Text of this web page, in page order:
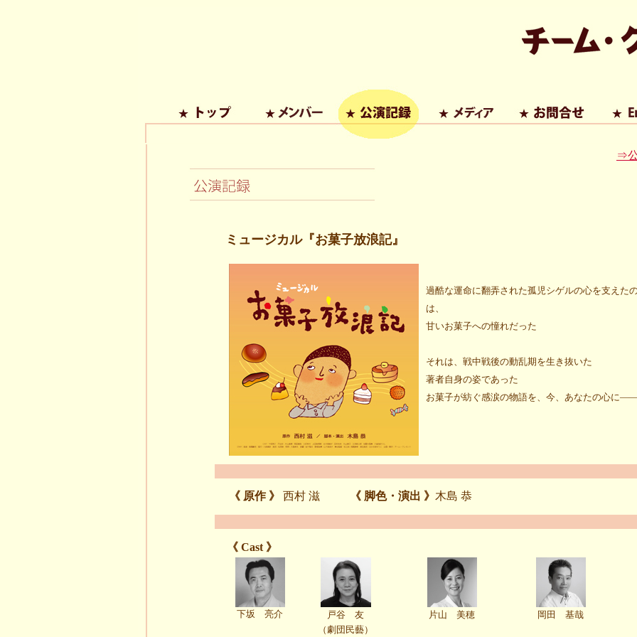
⇒
ミュージカル『お菓子放浪記』
過酷な運命に翻弄された孤児シゲルの心を支えた
は、
甘いお菓子への憧れだった
それは、戦中戦後の動乱期を生き抜いた
著者自身の姿であった
お菓子が紡ぐ感涙の物語を、今、あなたの心に
《 原作 》 西村 滋 《 脚色・演出 》 木島 恭
《 Cast 》
下坂 亮介
戸谷 友
（劇団民藝）
片山 美穂 岡田 基哉